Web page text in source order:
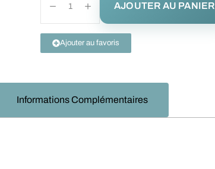
AJOUTER AU PANIER
Ajouter au favoris
Informations Complémentaires